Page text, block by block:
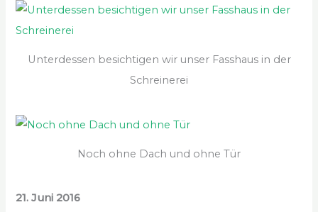
Unterdessen besichtigen wir unser Fasshaus in der
Schreinerei
Noch ohne Dach und ohne Tür
21. Juni 2016